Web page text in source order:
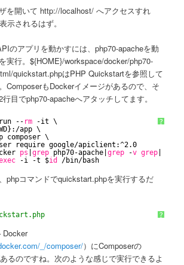
を開いて http://localhost/ へアクセスすれ
示されるはず。
のアプリを動かすには、php70-apacheを動
実行。${HOME}/workspace/docker/php70-
quickstart.phpはPHP Quickstartを参照して
ComposerもDockerイメージがあるので、そ
目でphp70-apacheへアタッチしてます。
?
-- rm
-it \
/app \
composer \
require google/apiclient :^2.0
ps |grep php70-apache|grep -v grep
-i -t $id /bin/bash
phpコマンドでquickstart.phpを実行するだ
?
Docker
_/composer/）にComposerの
るのですね。次のような感じで実行できるよ